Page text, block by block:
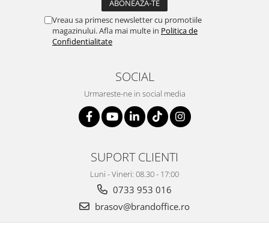
Boxe portabile
Tehnica si mobilier pentru birou
Accesorii mobilier
Calculatoare de birou
Distrugatoare documente
Cosuri de gunoi pentru birou
Scaune, birouri si produse
Vreau sa primesc newsletter cu promotiile
magazinului. Afla mai multe in Politica de
Confidentialitate
SOCIAL
Urmareste-ne in social media
SUPORT CLIENTI
Luni - Vineri: 08.30 - 17:00
0733 953 016
brasov@brandoffice.ro